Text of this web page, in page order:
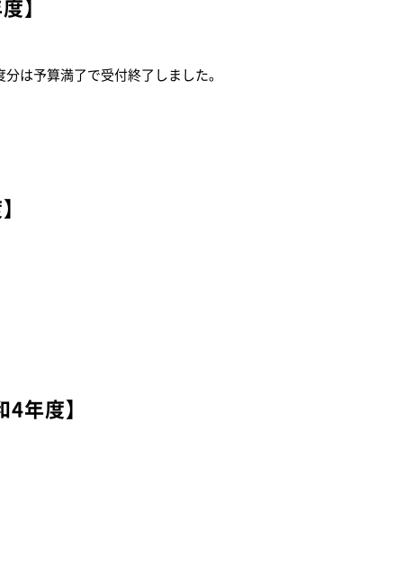
】
は予算満了で受付終了しました。
年度】